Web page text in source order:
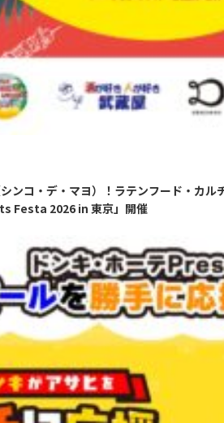
ンコ・デ・マヨ）！ラテンフード・カル
Festa 2026 in 東京」開催